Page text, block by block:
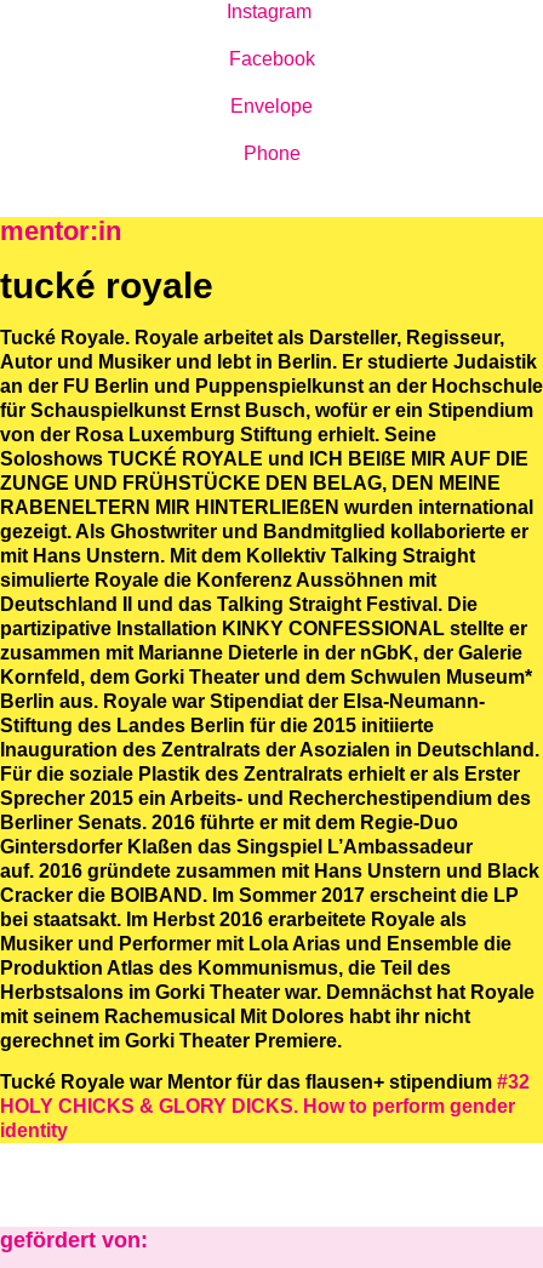
Instagram
Facebook
Envelope
Phone
mentor:in
tucké royale
Tucké Royale. Royale arbeitet als Darsteller, Regisseur,
Autor und Musiker und lebt in Berlin. Er studierte Judaistik
an der FU Berlin und Puppenspielkunst an der Hochschule
für Schauspielkunst Ernst Busch, wofür er ein Stipendium
von der Rosa Luxemburg Stiftung erhielt. Seine
Soloshows TUCKÉ ROYALE und ICH BEIßE MIR AUF DIE
ZUNGE UND FRÜHSTÜCKE DEN BELAG, DEN MEINE
RABENELTERN MIR HINTERLIEßEN wurden international
gezeigt. Als Ghostwriter und Bandmitglied kollaborierte er
mit Hans Unstern. Mit dem Kollektiv Talking Straight
simulierte Royale die Konferenz Aussöhnen mit
Deutschland II und das Talking Straight Festival. Die
partizipative Installation KINKY CONFESSIONAL stellte er
zusammen mit Marianne Dieterle in der nGbK, der Galerie
Kornfeld, dem Gorki Theater und dem Schwulen Museum*
Berlin aus. Royale war Stipendiat der Elsa-Neumann-
Stiftung des Landes Berlin für die 2015 initiierte
Inauguration des Zentralrats der Asozialen in Deutschland.
Für die soziale Plastik des Zentralrats erhielt er als Erster
Sprecher 2015 ein Arbeits- und Recherchestipendium des
Berliner Senats. 2016 führte er mit dem Regie-Duo
Gintersdorfer Klaßen das Singspiel L’Ambassadeur
auf. 2016 gründete zusammen mit Hans Unstern und Black
Cracker die BOIBAND. Im Sommer 2017 erscheint die LP
bei staatsakt. Im Herbst 2016 erarbeitete Royale als
Musiker und Performer mit Lola Arias und Ensemble die
Produktion Atlas des Kommunismus, die Teil des
Herbstsalons im Gorki Theater war. Demnächst hat Royale
mit seinem Rachemusical Mit Dolores habt ihr nicht
gerechnet im Gorki Theater Premiere.
Tucké Royale war Mentor für das flausen+ stipendium #32
HOLY CHICKS & GLORY DICKS. How to perform gender
identity
gefördert von: